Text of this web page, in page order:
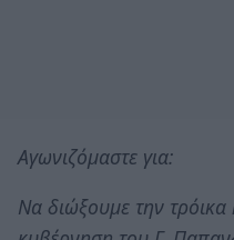
Αγωνιζόμαστε για:
Να διώξουμε την